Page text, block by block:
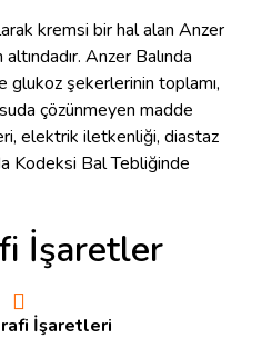
kremsi bir hal alan Anzer
Anzer Balında
glukoz şekerlerinin toplamı,
çözünmeyen madde
elektrik iletkenliği, diastaz
Kodeksi Bal Tebliğinde
İşaretler
İşaretleri